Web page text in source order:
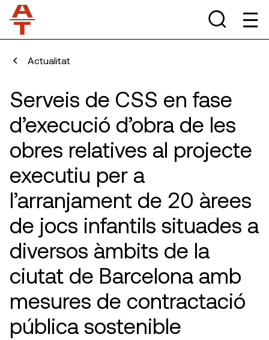
Actualitat
Serveis de CSS en fase
d’execució d’obra de les
obres relatives al projecte
executiu per a
l’arranjament de 20 àrees
de jocs infantils situades a
diversos àmbits de la
ciutat de Barcelona amb
mesures de contractació
pública sostenible